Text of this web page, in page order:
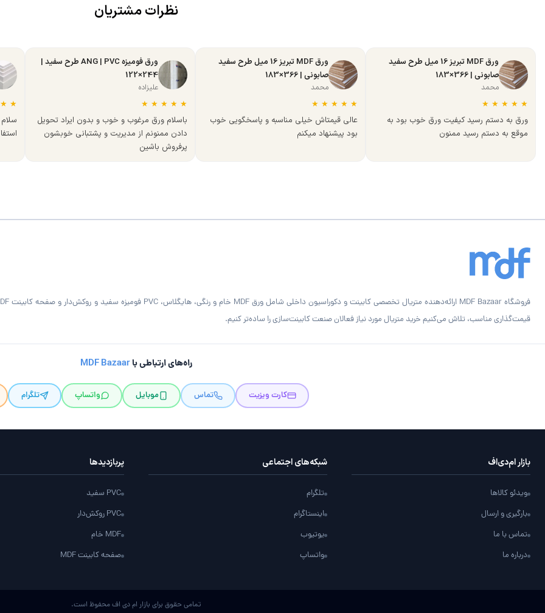
نظرات مشتریان
ورق MDF تبریز 16 میل طرح سفید
صابونی | 366×183
محمد
★
★
★
★
★
ورق به دستم رسید کیفیت ورق خوب بود به
موقع به دستم رسید ممنون
ورق MDF تبریز 16 میل طرح سفید
صابونی | 366×183
محمد
★
★
★
★
★
عالی قیمتاش خیلی مناسبه و پاسخگویی خوب
بود پیشنهاد میکنم
ورق فومیزه ANG | PVC طرح سفید |
244×122
علیزاده
★
★
★
★
★
باسلام ورق مرغوب و خوب و بدون ایراد تحویل
دادن ممنونم از مدیریت و پشتبانی خوبشون
پرفروش باشین
★
★
قیمت‌گذاری مناسب، تلاش می‌کنیم خرید متریال مورد نیاز فعالان صنعت کابینت‌سازی را ساده‌تر کنیم.
راه‌های ارتباطی باMDF Bazaar
کارت ویزیت تماس موبایل واتساپ تلگرام
بازار ام‌دی‌اف
ویدئو کالاها
بارگیری و ارسال
تماس با ما
درباره ما
شبکه‌های اجتماعی
تلگرام
اینستاگرام
یوتیوب
واتساپ
پربازدید‌ها
PVC سفید
PVC روکش‌دار
MDF خام
صفحه کابینت MDF
تمامی حقوق برای بازار ام دی اف محفوظ است.